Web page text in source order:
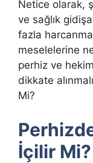
Netice olarak,
ve sağlık
fazla
meselelerine
perhiz ve
dikkate
Mi?
İçilir Mi?